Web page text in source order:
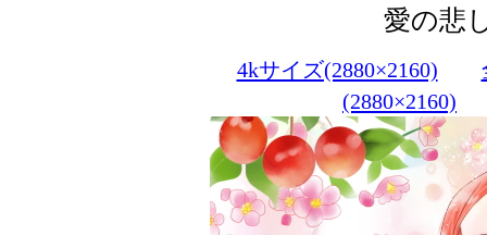
愛の悲
4kサイズ(2880×2160)
(2880×2160)